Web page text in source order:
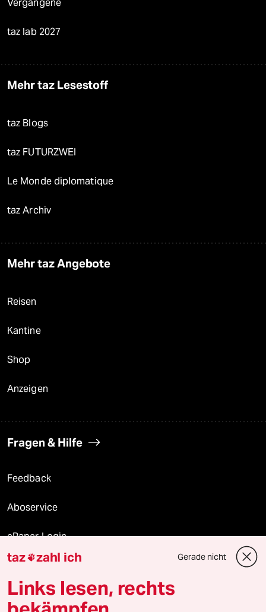
Vergangene
taz lab 2027
Mehr taz Lesestoff
taz Blogs
taz FUTURZWEI
Le Monde diplomatique
taz Archiv
Mehr taz Angebote
Reisen
Kantine
Shop
Anzeigen
Fragen & Hilfe
Feedback
Aboservice
ePaper Login
Downloads für Abonnierende
taz zahl ich Gerade nicht
Links lesen, rechts